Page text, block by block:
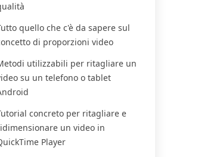
quello che c'è da sapere sul
di proporzioni video
utilizzabili per ritagliare un
su un telefono o tablet
concreto per ritagliare e
un video in
Player